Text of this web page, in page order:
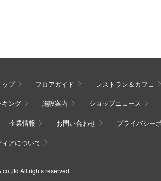
プ フロアガイド レストラン＆カフェ
ング 施設案内 ショップニュース
企業情報 お問い合わせ プライバシー
アについて
All rights reserved.